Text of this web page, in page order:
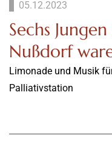
05.12.2023
Sechs
Nußdorf
Limonade und Musik
Palliativstation